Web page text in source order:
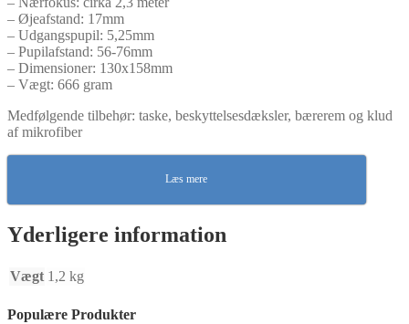
– Øjeafstand: 17mm
– Udgangspupil: 5,25mm
– Pupilafstand: 56-76mm
– Dimensioner: 130x158mm
– Vægt: 666 gram
Medfølgende tilbehør: taske, beskyttelsesdæksler, bærerem og klud
af mikrofiber
Læs mere
Yderligere information
Vægt 1,2 kg
Populære Produkter